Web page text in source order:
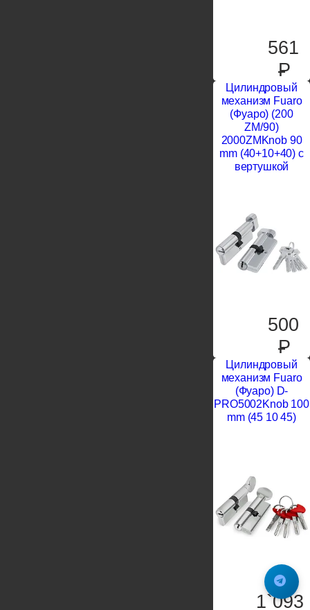
561
P
Цилиндровый
механизм Fuaro
(Фуаро) (200
ZM/90)
2000ZMKnob 90
mm (40+10+40) с
вертушкой
500
P
Цилиндровый
механизм Fuaro
(Фуаро) D-
PRO5002Knob 100
mm (45 10 45)
1`093